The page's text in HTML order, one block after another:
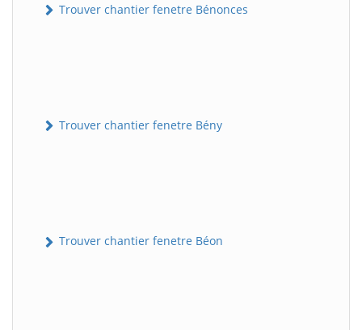
Trouver chantier fenetre Bénonces
Trouver chantier fenetre Bény
Trouver chantier fenetre Béon